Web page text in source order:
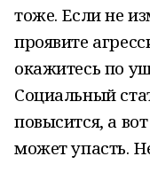
тоже. Если не
проявите
окажитесь по
Социальный
повысится, а
может упасть.